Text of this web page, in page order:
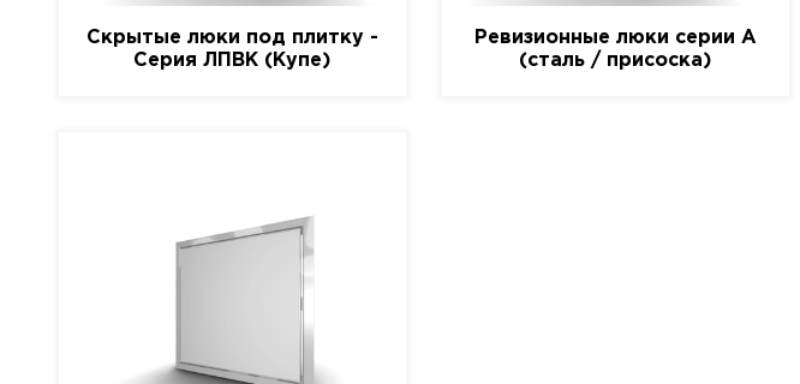
Скрытые люки под плитку -
Серия ЛПВК (Купе)
Ревизионные люки серии A
(сталь / присоска)